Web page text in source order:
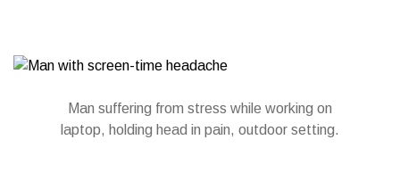
Man suffering from stress while working on
laptop, holding head in pain, outdoor setting.